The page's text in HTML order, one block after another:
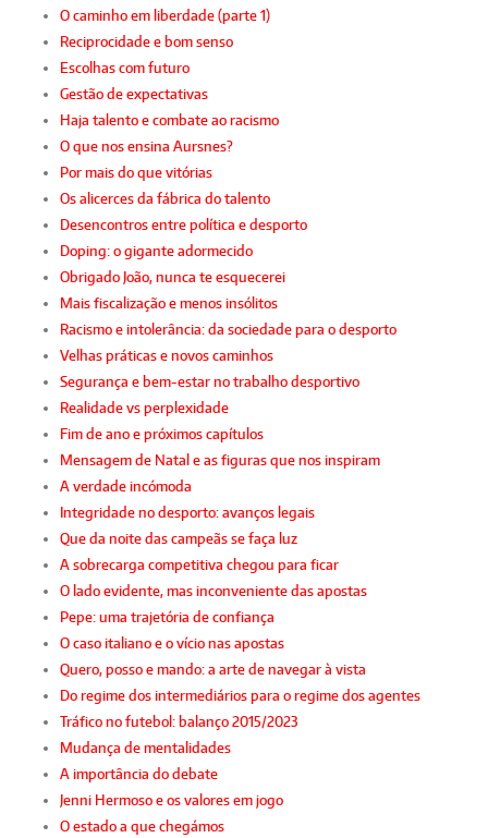
O caminho em liberdade (parte 1)
Reciprocidade e bom senso
Escolhas com futuro
Gestão de expectativas
Haja talento e combate ao racismo
O que nos ensina Aursnes?
Por mais do que vitórias
Os alicerces da fábrica do talento
Desencontros entre política e desporto
Doping: o gigante adormecido
Obrigado João, nunca te esquecerei
Mais fiscalização e menos insólitos
Racismo e intolerância: da sociedade para o desporto
Velhas práticas e novos caminhos
Segurança e bem-estar no trabalho desportivo
Realidade vs perplexidade
Fim de ano e próximos capítulos
Mensagem de Natal e as figuras que nos inspiram
A verdade incómoda
Integridade no desporto: avanços legais
Que da noite das campeãs se faça luz
A sobrecarga competitiva chegou para ficar
O lado evidente, mas inconveniente das apostas
Pepe: uma trajetória de confiança
O caso italiano e o vício nas apostas
Quero, posso e mando: a arte de navegar à vista
Do regime dos intermediários para o regime dos agentes
Tráfico no futebol: balanço 2015/2023
Mudança de mentalidades
A importância do debate
Jenni Hermoso e os valores em jogo
O estado a que chegámos